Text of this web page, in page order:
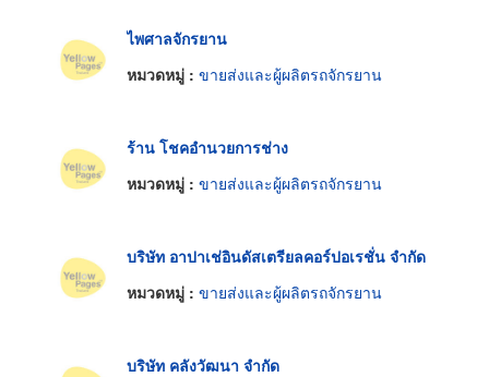
ไพศาลจักรยาน
หมวดหมู่ : ขายส่งและผู้ผลิตรถจักรยาน
ร้าน โชคอำนวยการช่าง
หมวดหมู่ : ขายส่งและผู้ผลิตรถจักรยาน
บริษัท อาปาเช่อินดัสเตรียลคอร์ปอเรชั่น จำกัด
หมวดหมู่ : ขายส่งและผู้ผลิตรถจักรยาน
บริษัท คลังวัฒนา จำกัด